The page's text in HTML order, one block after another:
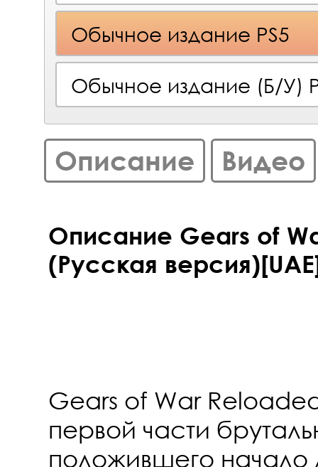
Обычное издание PS5
Обычное издание (Б/У)
Описание Видео
Описание Gears of
(Русская
Gears of War
первой части
положившего начало